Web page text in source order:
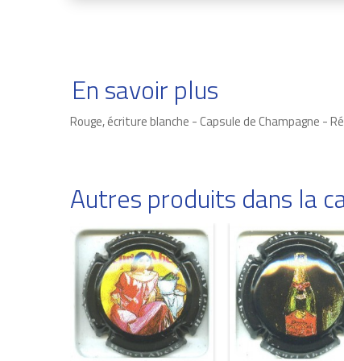
En savoir plus
Rouge, écriture blanche - Capsule de Champagne -
Autres produits dans la